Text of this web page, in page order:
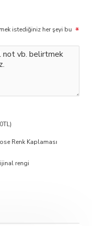
istediğiniz her şeyi bu
Renk Kaplaması
rengi